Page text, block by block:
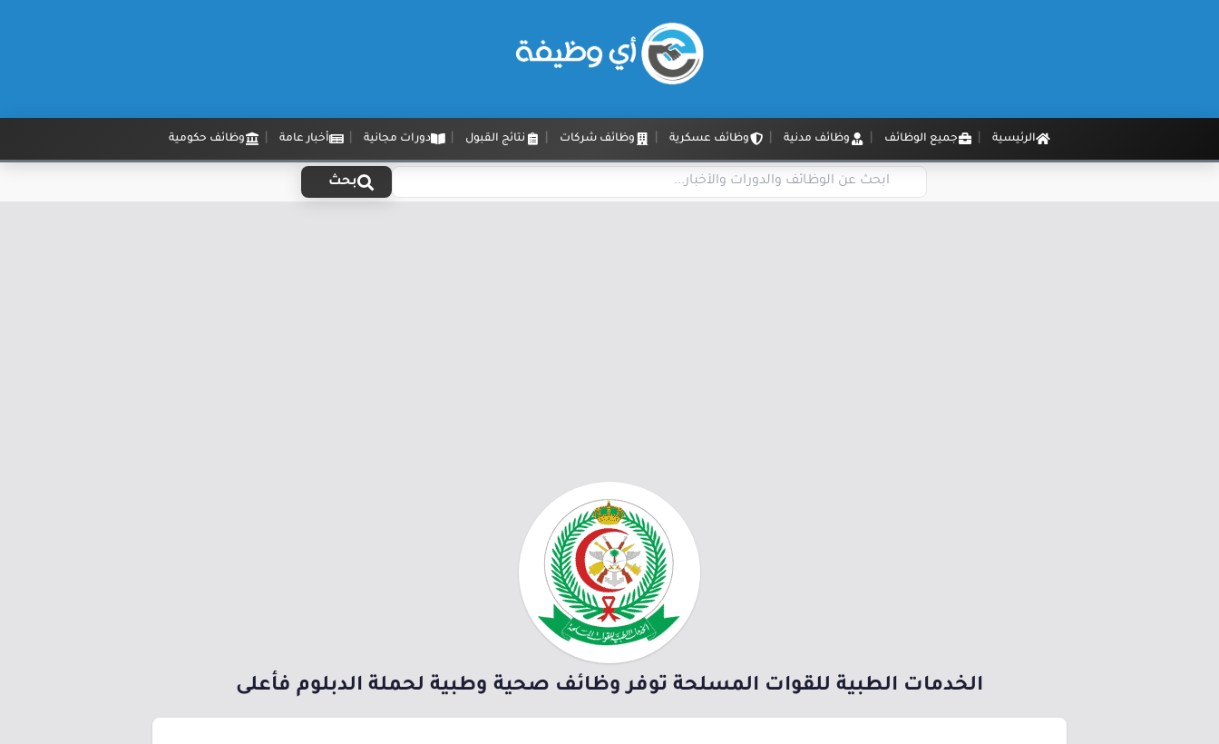
الرئيسية جميع الوظائف وظائف مدنية وظائف عسكرية وظائف شركات نتائج القبول دورات مجانية أخبار عامة وظائف حكومية
بحث
الخدمات الطبية للقوات المسلحة توفر وظائف صحية وطبية لحملة الدبلوم فأعلى